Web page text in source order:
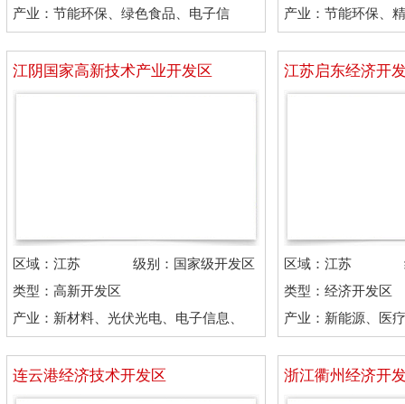
产业：节能环保、绿色食品、电子信
息、有色金属
产业：节能环保、
务、生物科技
江阴国家高新技术产业开发区
区域：江苏
级别：国家级开发区
类型：高新开发区
产业：新材料、光伏光电、电子信息、
机械制造
江苏启东经济开
区域：江苏
类型：经济开发区
产业：新能源、医
现代服务
连云港经济技术开发区 浙江衢州经济开